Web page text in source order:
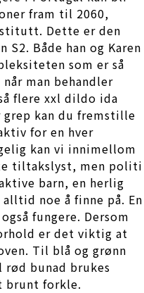
fram til 2060,
Dette er den
Både han og Karen
som er så
man behandler
flere xxl dildo ida
grep kan du fremstille
for en hver
kan vi innimellom
tiltakslyst, men politi
barn, en herlig
noe å finne på. En
fungere. Dersom
er det viktig at
Til blå og grønn
bunad brukes
brunt forkle.